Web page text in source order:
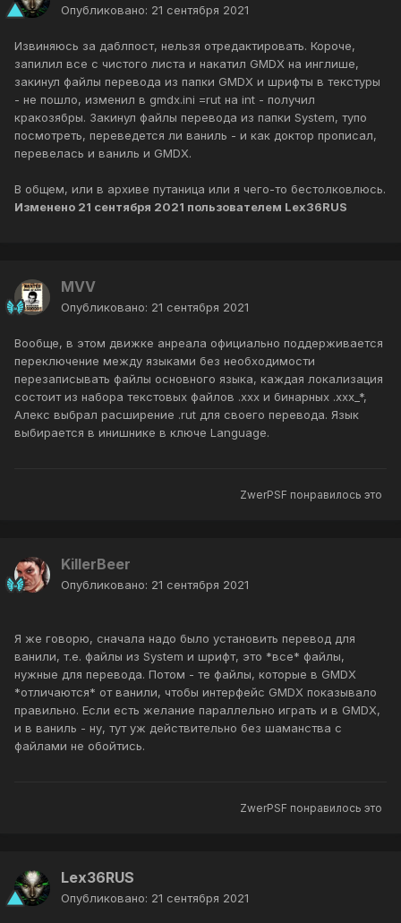
Опубликовано: 21 сентября 2021
Извиняюсь за даблпост, нельзя отредактировать. Короче,
запилил все с чистого листа и накатил GMDX на инглише,
закинул файлы перевода из папки GMDX и шрифты в текстуры
- не пошло, изменил в gmdx.ini =rut на int - получил
кракозябры. Закинул файлы перевода из папки System, тупо
посмотреть, переведется ли ваниль - и как доктор прописал,
перевелась и ваниль и GMDX.
В общем, или в архиве путаница или я чего-то бестолковлюсь.
Изменено 21 сентября 2021 пользователем Lex36RUS
MVV
Опубликовано: 21 сентября 2021
Вообще, в этом движке анреала официально поддерживается
переключение между языками без необходимости
перезаписывать файлы основного языка, каждая локализация
состоит из набора текстовых файлов .xxx и бинарных .xxx_*,
Алекс выбрал расширение .rut для своего перевода. Язык
выбирается в инишнике в ключе Language.
ZwerPSF понравилось это
KillerBeer
Опубликовано: 21 сентября 2021
Я же говорю, сначала надо было установить перевод для
ванили, т.е. файлы из System и шрифт, это *все* файлы,
нужные для перевода. Потом - те файлы, которые в GMDX
*отличаются* от ванили, чтобы интерфейс GMDX показывало
правильно. Если есть желание параллельно играть и в GMDX,
и в ваниль - ну, тут уж действительно без шаманства с
файлами не обойтись.
ZwerPSF понравилось это
Lex36RUS
Опубликовано: 21 сентября 2021